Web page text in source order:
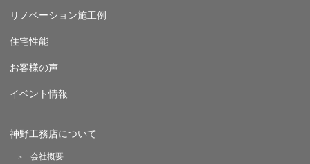
リノベーション施工例
住宅性能
お客様の声
イベント情報
神野工務店について
会社概要